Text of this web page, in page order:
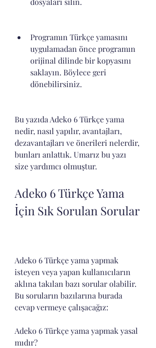
Programın Türkçe yamasını
uygulamadan önce programın
orijinal dilinde bir kopyasını
saklayın. Böylece geri
dönebilirsiniz.
Bu yazıda Adeko 6 Türkçe yama
nedir, nasıl yapılır, avantajları,
dezavantajları ve önerileri nelerdir,
bunları anlattık. Umarız bu yazı
size yardımcı olmuştur.
Adeko 6 Türkçe Yama
İçin Sık Sorulan Sorular
Adeko 6 Türkçe yama yapmak
isteyen veya yapan kullanıcıların
aklına takılan bazı sorular olabilir.
Bu soruların bazılarına burada
cevap vermeye çalışacağız:
Adeko 6 Türkçe yama yapmak yasal
mıdır?